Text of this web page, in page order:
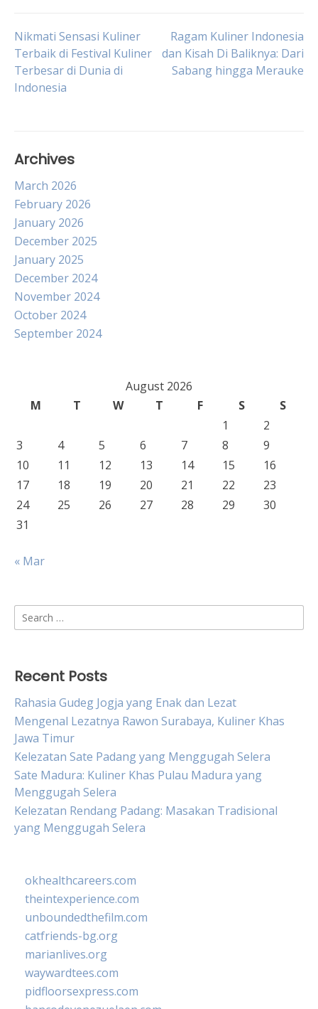
Post
navigation
Nikmati Sensasi Kuliner
Terbaik di Festival Kuliner
Terbesar di Dunia di
Indonesia
Ragam Kuliner Indonesia
dan Kisah Di Baliknya: Dari
Sabang hingga Merauke
Archives
March 2026
February 2026
January 2026
December 2025
January 2025
December 2024
November 2024
October 2024
September 2024
August 2026
M
T W T F S
S
1
2
3
4 5 6 7 8
9
10
11 12 13 14 15
16
17
18 19 20 21 22
23
24
25 26 27 28 29
30
31
« Mar
Search
for:
Recent Posts
Rahasia Gudeg Jogja yang Enak dan Lezat
Mengenal Lezatnya Rawon Surabaya, Kuliner Khas
Jawa Timur
Kelezatan Sate Padang yang Menggugah Selera
Sate Madura: Kuliner Khas Pulau Madura yang
Menggugah Selera
Kelezatan Rendang Padang: Masakan Tradisional
yang Menggugah Selera
okhealthcareers.com
theintexperience.com
unboundedthefilm.com
catfriends-bg.org
marianlives.org
waywardtees.com
pidfloorsexpress.com